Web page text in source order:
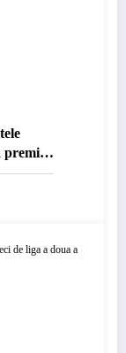
premiile